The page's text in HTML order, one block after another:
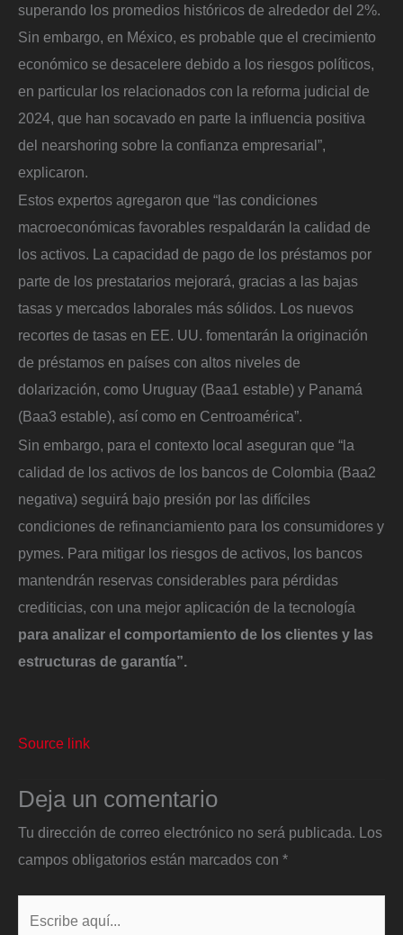
superando los promedios históricos de alrededor del 2%.
Sin embargo, en México, es probable que el crecimiento
económico se desacelere debido a los riesgos políticos,
en particular los relacionados con la reforma judicial de
2024, que han socavado en parte la influencia positiva
del nearshoring sobre la confianza empresarial”,
explicaron.
Estos expertos agregaron que “las condiciones
macroeconómicas favorables respaldarán la calidad de
los activos. La capacidad de pago de los préstamos por
parte de los prestatarios mejorará, gracias a las bajas
tasas y mercados laborales más sólidos. Los nuevos
recortes de tasas en EE. UU. fomentarán la originación
de préstamos en países con altos niveles de
dolarización, como Uruguay (Baa1 estable) y Panamá
(Baa3 estable), así como en Centroamérica”.
Sin embargo, para el contexto local aseguran que “la
calidad de los activos de los bancos de Colombia (Baa2
negativa) seguirá bajo presión por las difíciles
condiciones de refinanciamiento para los consumidores y
pymes. Para mitigar los riesgos de activos, los bancos
mantendrán reservas considerables para pérdidas
crediticias, con una mejor aplicación de la tecnología
para analizar el comportamiento de los clientes y las
estructuras de garantía”.
Source link
Deja un comentario
Tu dirección de correo electrónico no será publicada. Los
campos obligatorios están marcados con *